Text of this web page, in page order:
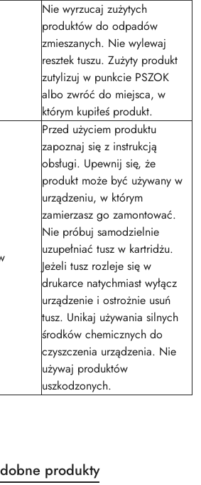
Nie wyrzucaj zużytych
produktów do odpadów
zmieszanych. Nie wylewaj
resztek tuszu. Zużyty produkt
zutylizuj w punkcie PSZOK
albo zwróć do miejsca, w
którym kupiłeś produkt.
Przed użyciem produktu
zapoznaj się z instrukcją
obsługi. Upewnij się, że
produkt może być używany w
urządzeniu, w którym
zamierzasz go zamontować.
Nie próbuj samodzielnie
uzupełniać tusz w kartridżu.
Jeżeli tusz rozleje się w
drukarce natychmiast wyłącz
urządzenie i ostrożnie usuń
tusz. Unikaj używania silnych
środków chemicznych do
czyszczenia urządzenia. Nie
używaj produktów
uszkodzonych.
produkty